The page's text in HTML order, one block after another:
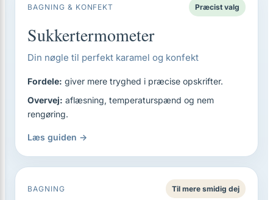
BAGNING & KONFEKT Præcist valg
Sukkertermometer
Din nøgle til perfekt karamel og konfekt
Fordele: giver mere tryghed i præcise opskrifter.
Overvej: aflæsning, temperaturspænd og nem
rengøring.
Læs guiden →
BAGNING Til mere smidig dej